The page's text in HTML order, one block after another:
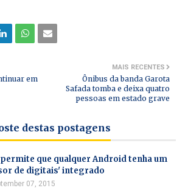
MAIS RECENTES
Ônibus da banda Garota
Safada tomba e deixa quatro
pessoas em estado grave
em
destas postagens
que qualquer Android tenha um
de digitais' integrado
07, 2015